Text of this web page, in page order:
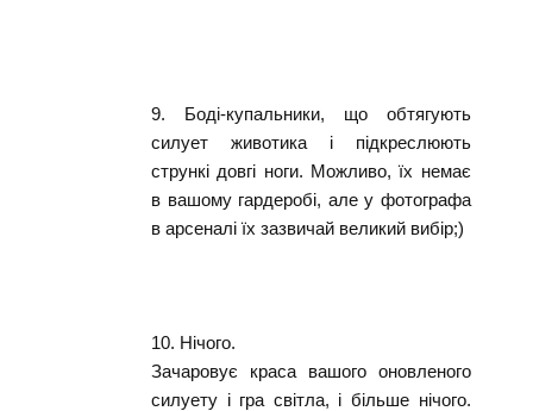
9. Боді-купальники, що обтягують
силует животика і підкреслюють
стрункі довгі ноги. Можливо, їх немає
в вашому гардеробі, але у фотографа
в арсеналі їх зазвичай великий вибір;)
10. Нічого.
Зачаровує краса вашого оновленого
силуету і гра світла, і більше нічого.